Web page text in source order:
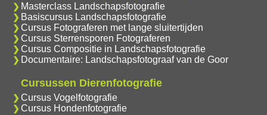
Masterclass Landschapsfotografie
Basiscursus Landschapsfotografie
Cursus Fotograferen met lange sluitertijden
Cursus Sterrensporen Fotograferen
Cursus Compositie in Landschapsfotografie
Documentaire: Landschapsfotograaf van de Goor
Cursussen Dierenfotografie
Cursus Vogelfotografie
Cursus Hondenfotografie